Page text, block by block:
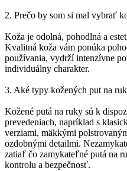
2. Prečo by som si mal vybrať
Koža je odolná, pohodlná a
Kvalitná koža vám ponúka
používania, vydrží intenzívne
individuálny charakter.
3. Aké typy kožených put na
Kožené putá na ruky sú k
prevedeniach, napríklad s
verziami, mäkkými
ozdobnými detailmi.
zatiaľ čo zamykateľné putá na
kontrolu a bezpečnosť.